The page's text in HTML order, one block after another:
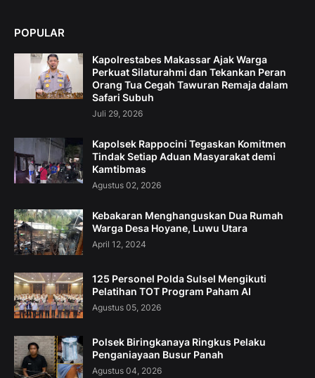
POPULAR
Kapolrestabes Makassar Ajak Warga
Perkuat Silaturahmi dan Tekankan Peran
Orang Tua Cegah Tawuran Remaja dalam
Safari Subuh
Juli 29, 2026
Kapolsek Rappocini Tegaskan Komitmen
Tindak Setiap Aduan Masyarakat demi
Kamtibmas
Agustus 02, 2026
Kebakaran Menghanguskan Dua Rumah
Warga Desa Hoyane, Luwu Utara
April 12, 2024
125 Personel Polda Sulsel Mengikuti
Pelatihan TOT Program Paham AI
Agustus 05, 2026
Polsek Biringkanaya Ringkus Pelaku
Penganiayaan Busur Panah
Agustus 04, 2026